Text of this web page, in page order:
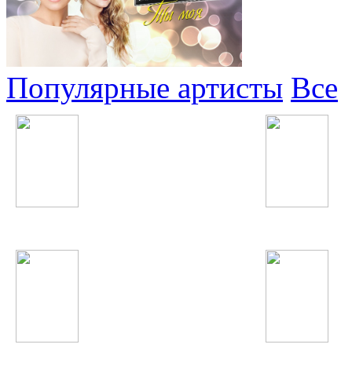
Популярные артисты Все